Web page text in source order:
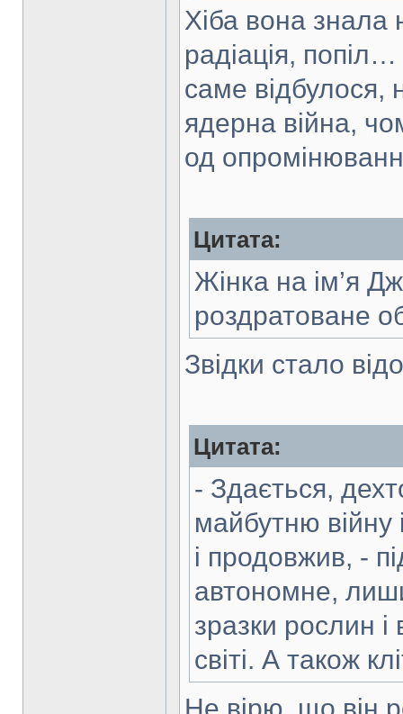
Хіба вона
радіація,
саме
ядерна війна,
од
Цитата:
Жінка на ім’я
роздратоване
Звідки стало
Цитата:
- Здається,
майбутню війну
і продовжив, -
автономне,
зразки рослин
світі. А також